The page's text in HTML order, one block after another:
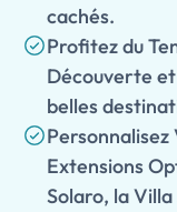
cachés.
Profitez du
Découverte
belles
Extensions
Solaro, la